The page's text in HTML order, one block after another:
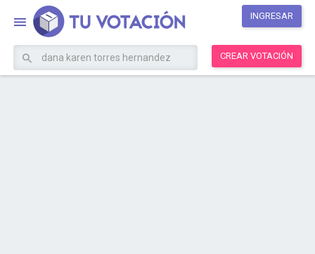
INGRESAR
CREAR VOTACIÓN